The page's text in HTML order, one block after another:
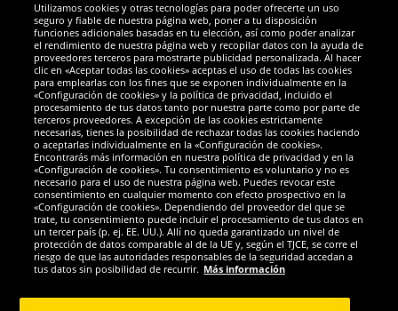
Socios y seguridad
Galardones
Redes sociales
Utilizamos cookies y otras tecnologías para poder ofrecerte un uso
seguro y fiable de nuestra página web, poner a tu disposición
funciones adicionales basadas en tu elección, así como poder analizar
el rendimiento de nuestra página web y recopilar datos con la ayuda de
proveedores terceros para mostrarte publicidad personalizada. Al hacer
clic en «Aceptar todas las cookies» aceptas el uso de todas las cookies
para emplearlas con los fines que se exponen individualmente en la
«Configuración de cookies» y la política de privacidad, incluido el
procesamiento de tus datos tanto por nuestra parte como por parte de
terceros proveedores. A excepción de las cookies estrictamente
necesarias, tienes la posibilidad de rechazar todas las cookies haciendo
o aceptarlas individualmente en la «Configuración de cookies».
Encontrarás más información en nuestra política de privacidad y en la
«Configuración de cookies». Tu consentimiento es voluntario y no es
necesario para el uso de nuestra página web. Puedes revocar este
consentimiento en cualquier momento con efecto prospectivo en la
«Configuración de cookies». Dependiendo del proveedor del que se
trate, tu consentimiento puede incluir el procesamiento de tus datos en
un tercer país (p. ej. EE. UU.). Allí no queda garantizado un nivel de
protección de datos comparable al de la UE y, según el TJCE, se corre el
riesgo de que las autoridades responsables de la seguridad accedan a
tus datos sin posibilidad de recurrir. Más información